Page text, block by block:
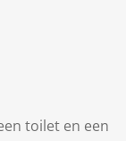
toilet en een